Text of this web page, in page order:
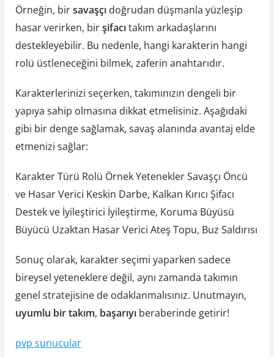
Örneğin, birsavaşçıdoğrudan düşmanla yüzleşip
hasar verirken, birşifacıtakım arkadaşlarını
destekleyebilir. Bu nedenle, hangi karakterin hangi
rolü üstleneceğini bilmek, zaferin anahtarıdır.
Karakterlerinizi seçerken, takımınızın dengeli bir
yapıya sahip olmasına dikkat etmelisiniz. Aşağıdaki
gibi bir denge sağlamak, savaş alanında avantaj elde
etmenizi sağlar:
Karakter Türü Rolü Örnek Yetenekler Savaşçı Öncü
ve Hasar Verici Keskin Darbe, Kalkan Kırıcı Şifacı
Destek ve İyileştirici İyileştirme, Koruma Büyüsü
Büyücü Uzaktan Hasar Verici Ateş Topu, Buz Saldırısı
Sonuç olarak, karakter seçimi yaparken sadece
bireysel yeteneklere değil, aynı zamanda takımın
genel stratejisine de odaklanmalısınız. Unutmayın,
uyumlu bir takım, başarıyıberaberinde getirir!
pvp sunucular